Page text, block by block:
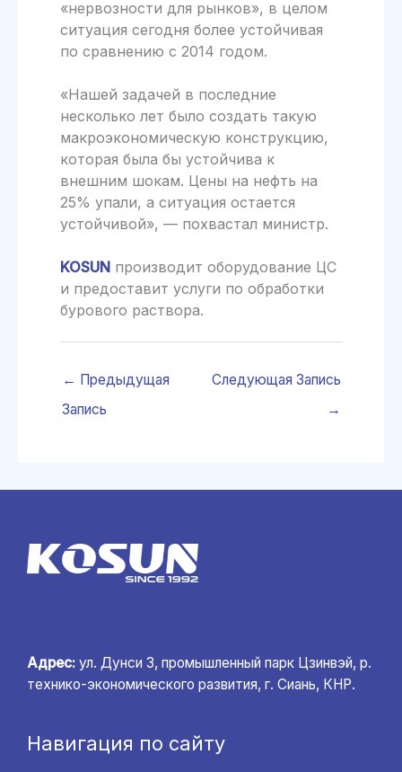
«нервозности для рынков», в целом
ситуация сегодня более устойчивая
по сравнению с 2014 годом.
«Нашей задачей в последние
несколько лет было создать такую
макроэкономическую конструкцию,
которая была бы устойчива к
внешним шокам. Цены на нефть на
25% упали, а ситуация остается
устойчивой», — похвастал министр.
KOSUNпроизводит оборудование ЦС
и предоставит услуги по обработки
бурового раствора.
← Предыдущая
Запись
Следующая Запись
→
Адрес: ул. Дунси 3, промышленный парк Цзинвэй, р.
технико-экономического развития, г. Сиань, КНР.
Навигация по сайту